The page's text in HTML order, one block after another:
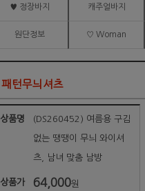
♥ 정장바지 캐주얼바지
원단정보 ♡ Woman
패턴무늬셔츠
상품명 (DS260452) 여름용 구김
없는 땡땡이 무늬 와이셔
츠, 남녀 맞춤 남방
상품가 64,000원